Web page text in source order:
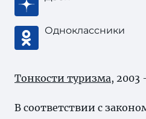
Одноклассники
Тонкости туризма, 2003
В соответствии с